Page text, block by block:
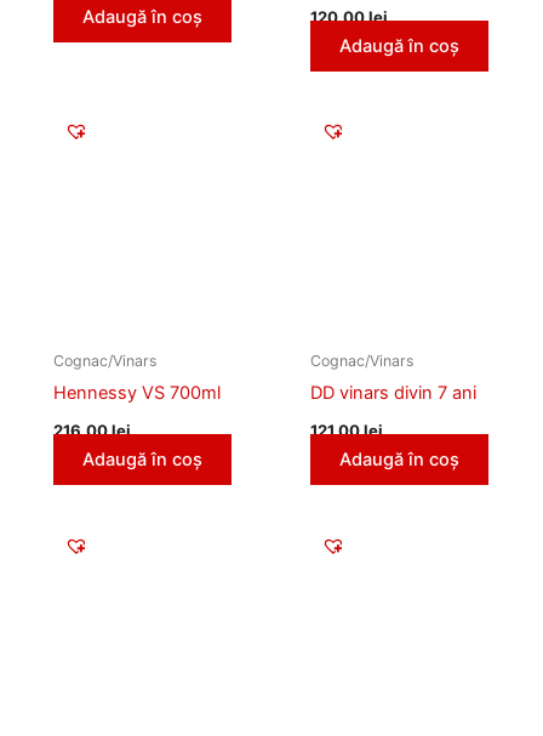
Adaugă în coș 120,00lei
Adaugă în coș
Cognac/Vinars
Hennessy VS 700ml
216,00lei
Adaugă în coș
Cognac/Vinars
DD vinars divin 7 ani
121,00lei
Adaugă în coș